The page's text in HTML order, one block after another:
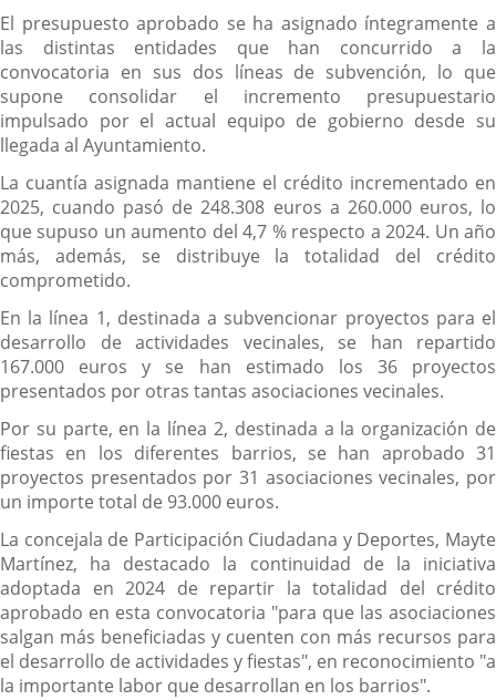
El presupuesto aprobado se ha asignado íntegramente a
las distintas entidades que han concurrido a la
convocatoria en sus dos líneas de subvención, lo que
supone consolidar el incremento presupuestario
impulsado por el actual equipo de gobierno desde su
llegada al Ayuntamiento.
La cuantía asignada mantiene el crédito incrementado en
2025, cuando pasó de 248.308 euros a 260.000 euros, lo
que supuso un aumento del 4,7 % respecto a 2024. Un año
más, además, se distribuye la totalidad del crédito
comprometido.
En la línea 1, destinada a subvencionar proyectos para el
desarrollo de actividades vecinales, se han repartido
167.000 euros y se han estimado los 36 proyectos
presentados por otras tantas asociaciones vecinales.
Por su parte, en la línea 2, destinada a la organización de
fiestas en los diferentes barrios, se han aprobado 31
proyectos presentados por 31 asociaciones vecinales, por
un importe total de 93.000 euros.
La concejala de Participación Ciudadana y Deportes, Mayte
Martínez, ha destacado la continuidad de la iniciativa
adoptada en 2024 de repartir la totalidad del crédito
aprobado en esta convocatoria "para que las asociaciones
salgan más beneficiadas y cuenten con más recursos para
el desarrollo de actividades y fiestas", en reconocimiento "a
la importante labor que desarrollan en los barrios".